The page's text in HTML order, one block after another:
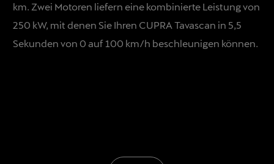
km. Zwei Motoren liefern eine kombinierte Leistung von
250 kW, mit denen Sie Ihren CUPRA Tavascan in 5,5
Sekunden von 0 auf 100 km/h beschleunigen können.